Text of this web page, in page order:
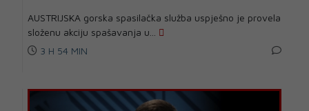
AUSTRIJSKA gorska spasilačka služba uspješno je provela
složenu akciju spašavanja u...
3 H 54 MIN